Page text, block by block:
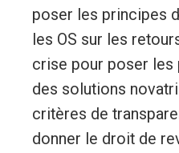
poser les principes
les OS sur les
crise pour poser les
des solutions
critères de
donner le droit de